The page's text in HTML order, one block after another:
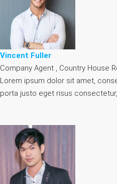
Vincent Fuller
Company Agent , Country House
Lorem ipsum dolor sit amet,
porta justo eget risus